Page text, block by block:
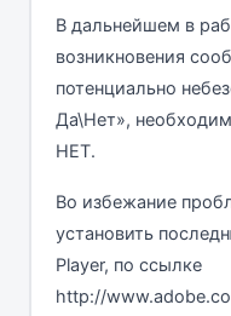
В дальнейшем в
возникновения
потенциально
Да\Нет»,
НЕТ.
Во избежание
установить
Player, по ссылке
http://